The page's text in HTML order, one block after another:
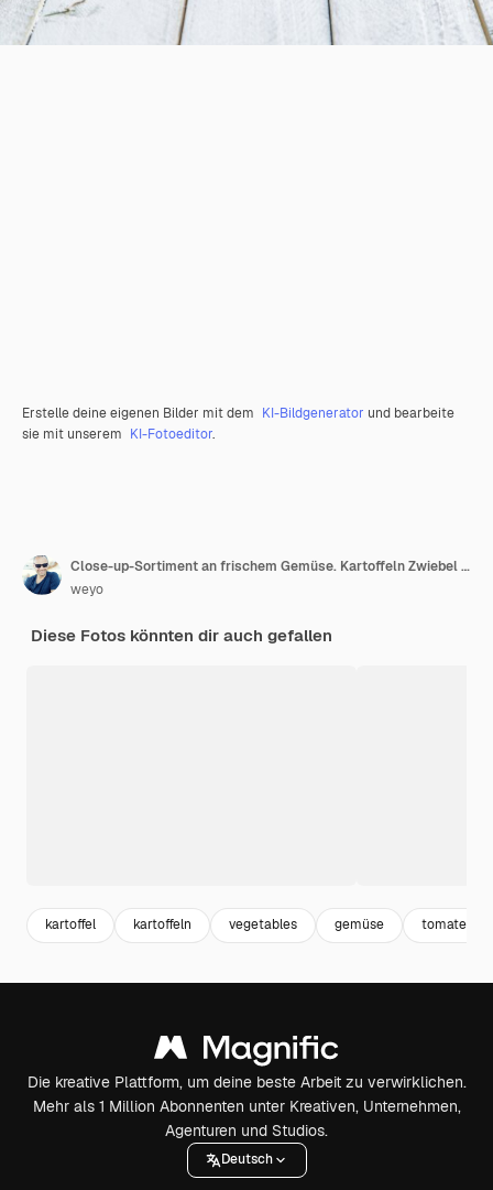
Erstelle deine eigenen Bilder mit dem KI-Bildgenerator und bearbeite
sie mit unserem KI-Fotoeditor.
Close-up-Sortiment an frischem Gemüse. Kartoffeln Zwiebel Karotten Sellerie Kohlrabi und Knoblauch auf Holz.
weyo
Diese Fotos könnten dir auch gefallen
kartoffel kartoffeln vegetables gemüse tomate
Die kreative Plattform, um deine beste Arbeit zu verwirklichen.
Mehr als 1 Million Abonnenten unter Kreativen, Unternehmen,
Agenturen und Studios.
Deutsch